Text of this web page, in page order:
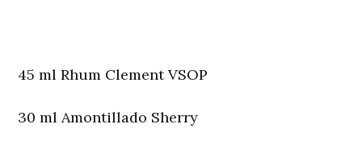
45 ml Rhum Clement VSOP
30 ml Amontillado Sherry